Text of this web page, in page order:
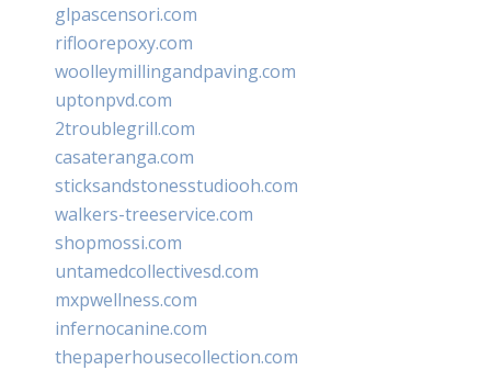
glpascensori.com
rifloorepoxy.com
woolleymillingandpaving.com
uptonpvd.com
2troublegrill.com
casateranga.com
sticksandstonesstudiooh.com
walkers-treeservice.com
shopmossi.com
untamedcollectivesd.com
mxpwellness.com
infernocanine.com
thepaperhousecollection.com